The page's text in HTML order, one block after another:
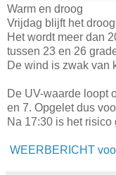
Warm en droog
Vrijdag blijft het
Het wordt meer dan
tussen 23 en 26
De wind is zwak van
De UV-waarde loopt
en 7. Opgelet dus
Na 17:30 is het risico
WEERBERICHT